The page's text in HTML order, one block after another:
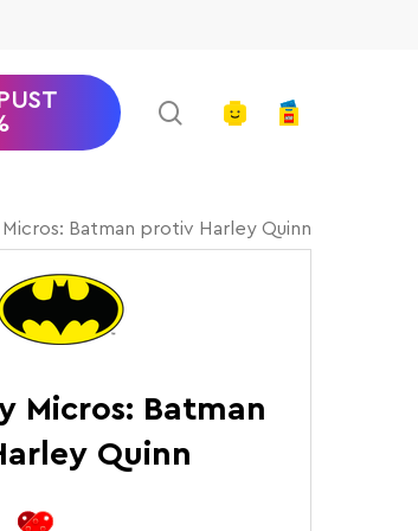
searchaccount
Batman protiv Harley Quinn
Micros: Batman
Quinn